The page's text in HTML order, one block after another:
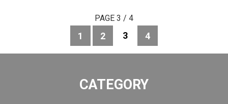
PAGE 3 / 4
1 2 3 4
CATEGORY